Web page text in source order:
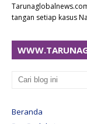
tangan setiap kasus
Beranda